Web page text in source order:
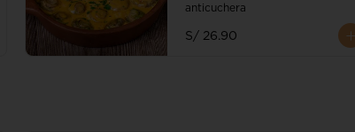
anticuchera
S/ 26.90